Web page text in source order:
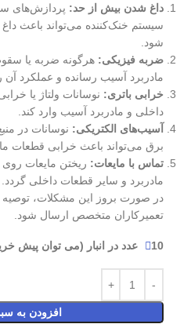
داغ شدن بیش از حد: پردازش‌های
سیستم خنک‌کننده می‌تواند باعث
شود.
ضربه فیزیکی: هرگونه ضربه یا
مادربرد آسیب رسانده و عملکرد آن
خرابی باتری: نوسانات ولتاژ یا
داخلی و مادربرد آسیب وارد کند.
آسیب‌های الکتریکی: نوسانات در
برق می‌تواند باعث خرابی قطعات
تماس با مایعات: ریختن مایعات
مادربرد و سایر قطعات داخلی گردد.
در صورت بروز این مشکلات،
تعمیرکاران متخصص ارسال شود.
10 عدد در انبار (می توان پیش خرید کرد)
افزودن به